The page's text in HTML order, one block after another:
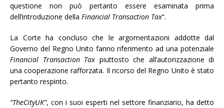
questione non può pertanto essere esaminata prima
dell’introduzione della Financial Transaction Tax“.
La Corte ha concluso che le argomentazioni addotte dal
Governo del Regno Unito fanno riferimento ad una potenziale
Financial Transaction Tax piuttosto che all’autorizzazione di
una cooperazione rafforzata. Il ricorso del Regno Unito è stato
pertanto respinto.
“TheCityUK”, con i suoi esperti nel settore finanziario, ha detto